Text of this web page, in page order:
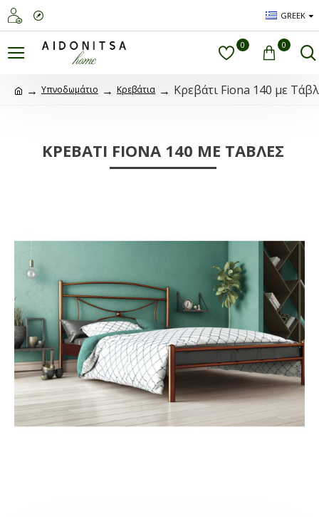
GREEK
0 0
Υπνοδωμάτιο Κρεβάτια Kρεβάτι Fiona 140 με
KΡΕΒΆΤΙ FIONA 140 ΜΕ ΤΆΒΛΕΣ